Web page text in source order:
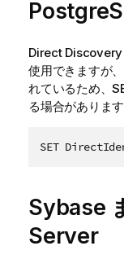
Direct Discovery
使用できますが
れているため、
る場合があります
SET
Sybase
Server